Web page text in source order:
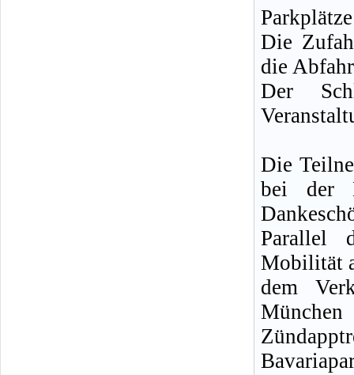
Die
die
Der
Die
bei der
Parallel
Mobilität
dem